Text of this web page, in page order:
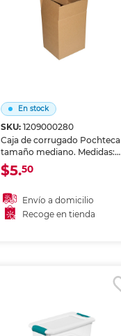
En stock
SKU: 1209000280
Caja de corrugado Pochteca
tamaño mediano. Medidas:
33 x 28 x 43 cm. Fabricada
en cartón corrugado
almacenamiento de
productos. Ideal para
mudanzas, envíos y
$5.50
Envío a domicilio
Recoge en tienda